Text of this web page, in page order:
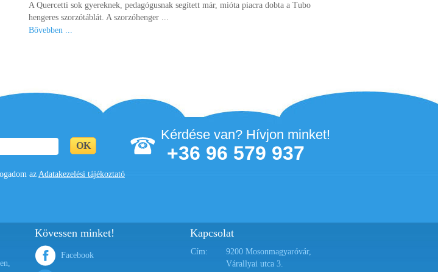
A Quercetti sok gyereknek, pedagógusnak segített már, mióta piacra dobta a Tubo
hengeres szorzótáblát. A szorzóhenger ...
Bővebben ...
az Adatakezelési tájékoztató
Kérdése van? Hívjon minket!
+36 96 579 937
Kövessen minket!
Facebook
Kapcsolat
Cím:
9200 Mosonmagyaróvár,
Várallyai utca 3.